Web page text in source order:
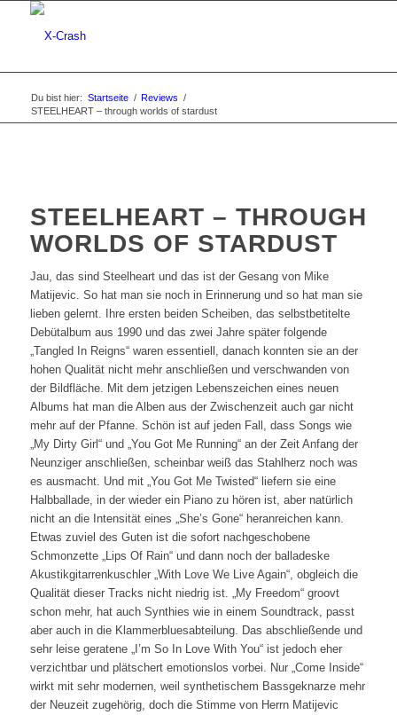
Du bist hier: Startseite / Reviews /
STEELHEART – through worlds of stardust
STEELHEART – THROUGH
WORLDS OF STARDUST
Jau, das sind Steelheart und das ist der Gesang von Mike
Matijevic. So hat man sie noch in Erinnerung und so hat man sie
lieben gelernt. Ihre ersten beiden Scheiben, das selbstbetitelte
Debütalbum aus 1990 und das zwei Jahre später folgende
„Tangled In Reigns“ waren essentiell, danach konnten sie an der
hohen Qualität nicht mehr anschließen und verschwanden von
der Bildfläche. Mit dem jetzigen Lebenszeichen eines neuen
Albums hat man die Alben aus der Zwischenzeit auch gar nicht
mehr auf der Pfanne. Schön ist auf jeden Fall, dass Songs wie
„My Dirty Girl“ und „You Got Me Running“ an der Zeit Anfang der
Neunziger anschließen, scheinbar weiß das Stahlherz noch was
es ausmacht. Und mit „You Got Me Twisted“ liefern sie eine
Halbballade, in der wieder ein Piano zu hören ist, aber natürlich
nicht an die Intensität eines „She’s Gone“ heranreichen kann.
Etwas zuviel des Guten ist die sofort nachgeschobene
Schmonzette „Lips Of Rain“ und dann noch der balladeske
Akustikgitarrenkuschler „With Love We Live Again“, obgleich die
Qualität dieser Tracks nicht niedrig ist. „My Freedom“ groovt
schon mehr, hat auch Synthies wie in einem Soundtrack, passt
aber auch in die Klammerbluesabteilung. Das abschließende und
sehr leise geratene „I’m So In Love With You“ ist jedoch eher
verzichtbar und plätschert emotionslos vorbei. Nur „Come Inside“
wirkt mit sehr modernen, weil synthetischem Bassgeknarze mehr
der Neuzeit zugehörig, doch die Stimme von Herrn Matijevic